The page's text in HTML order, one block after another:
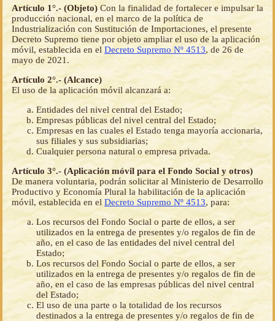
Artículo 1°.- (Objeto) Con la finalidad de fortalecer e impulsar la
producción nacional, en el marco de la política de
Industrialización con Sustitución de Importaciones, el presente
Decreto Supremo tiene por objeto ampliar el uso de la aplicación
móvil, establecida en el Decreto Supremo Nº 4513, de 26 de
mayo de 2021.
Artículo 2°.- (Alcance)
El uso de la aplicación móvil alcanzará a:
Entidades del nivel central del Estado;
Empresas públicas del nivel central del Estado;
Empresas en las cuales el Estado tenga mayoría accionaria,
sus filiales y sus subsidiarias;
Cualquier persona natural o empresa privada.
Artículo 3°.- (Aplicación móvil para el Fondo Social y otros)
De manera voluntaria, podrán solicitar al Ministerio de Desarrollo
Productivo y Economía Plural la habilitación de la aplicación
móvil, establecida en el Decreto Supremo Nº 4513, para:
Los recursos del Fondo Social o parte de ellos, a ser
utilizados en la entrega de presentes y/o regalos de fin de
año, en el caso de las entidades del nivel central del
Estado;
Los recursos del Fondo Social o parte de ellos, a ser
utilizados en la entrega de presentes y/o regalos de fin de
año, en el caso de las empresas públicas del nivel central
del Estado;
El uso de una parte o la totalidad de los recursos
destinados a la entrega de presentes y/o regalos de fin de